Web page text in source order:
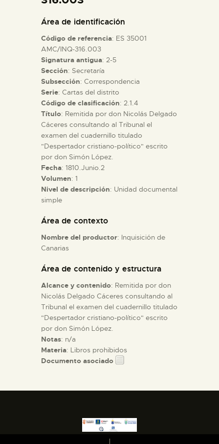
ESPAÑOL
PREPARAR LA VISITA
ACTIVIDADES
█
EL MUSEO
COLECCIONES
DIDÁCTICA
ESPAÑOL
Área de identificación
Código de referencia: ES 35001
AMC/INQ-316.003
Signatura antigua: 2-5
Sección: Secretaría
Subsección: Correspondencia
Serie: Cartas del distrito
Código de clasificación: 2.1.4
Título: Remitida por don Nicolás Delgado
Cáceres consultando al Tribunal el
examen del cuadernillo titulado
"Despertador cristiano-político" escrito
por don Simón López.
Fecha: 1810.Junio.2
Volumen: 1
Nivel de descripción: Unidad documental
simple
Área de contexto
Nombre del productor: Inquisición de
Canarias
Área de contenido y estructura
Alcance y contenido: Remitida por don
Nicolás Delgado Cáceres consultando al
Tribunal el examen del cuadernillo titulado
"Despertador cristiano-político" escrito
por don Simón López.
Notas: n/a
Materia: Libros prohibidos
Documento asociado